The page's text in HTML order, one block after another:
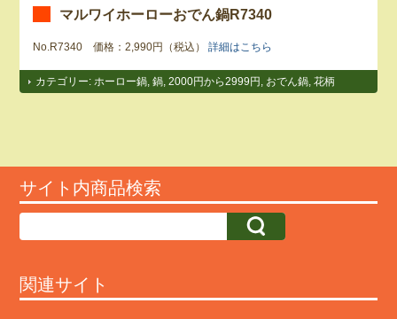
マルワイホーローおでん鍋R7340
No.R7340 価格：2,990円（税込）詳細はこちら
カテゴリー: ホーロー鍋 ,鍋 ,2000円から2999円 おでん鍋 ,花柄
サイト内商品検索
関連サイト